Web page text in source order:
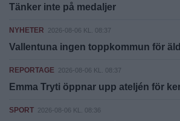
Tänker inte på medaljer
NYHETER 2026-08-06 KL. 08:37
Vallentuna ingen toppkommun för
REPORTAGE 2026-08-06 KL. 08:37
Emma Tryti öppnar upp ateljén för
SPORT 2026-08-06 KL. 08:36